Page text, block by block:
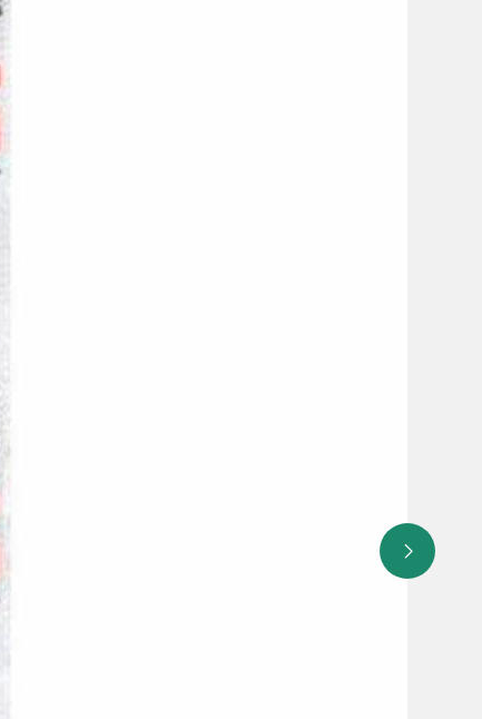
в желудке
синдром.
веществ
женщин не проводилось, поэтому